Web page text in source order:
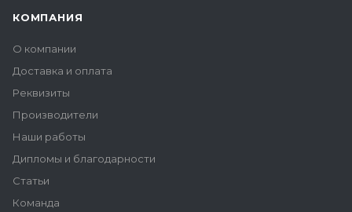
КОМПАНИЯ
О компании
Доставка и оплата
Реквизиты
Производители
Наши работы
Дипломы и благодарности
Статьи
Команда